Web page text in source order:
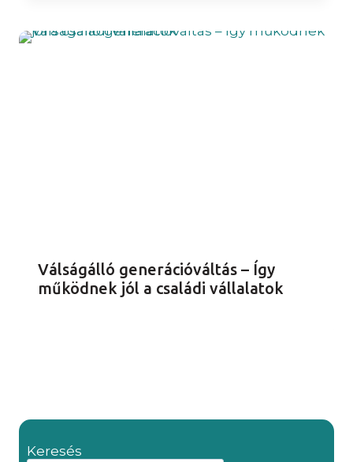
Válságálló generációváltás – Így
működnek jól a családi vállalatok
Keresés